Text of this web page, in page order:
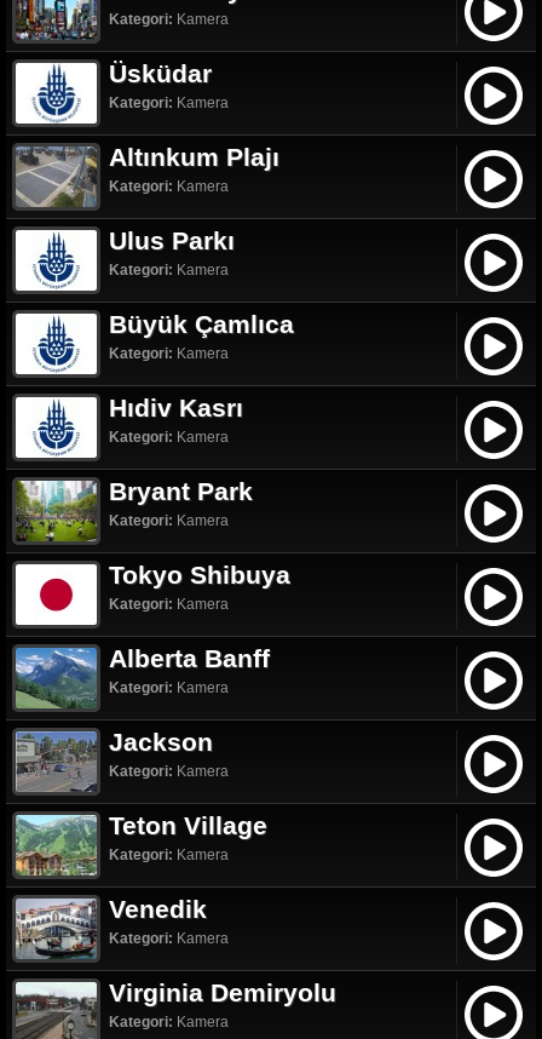
Kategori: Kamera
Üsküdar
Kategori: Kamera
Altınkum Plajı
Kategori: Kamera
Ulus Parkı
Kategori: Kamera
Büyük Çamlıca
Kategori: Kamera
Hıdiv Kasrı
Kategori: Kamera
Bryant Park
Kategori: Kamera
Tokyo Shibuya
Kategori: Kamera
Alberta Banff
Kategori: Kamera
Jackson
Kategori: Kamera
Teton Village
Kategori: Kamera
Venedik
Kategori: Kamera
Virginia Demiryolu
Kategori: Kamera